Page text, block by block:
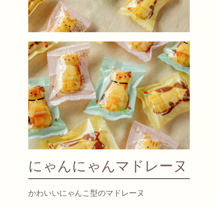
にゃんにゃんマドレーヌ
かわいいにゃんこ型のマドレーヌ